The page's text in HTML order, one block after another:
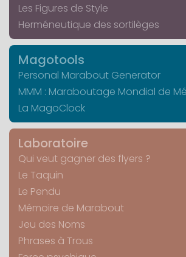
Les Figures de Style
Herméneutique des sortilèges
Magotools
Personal Marabout Generator
MMM : Maraboutage Mondial de
La MagoClock
Laboratoire
Qui veut gagner des flyers ?
Le Taquin
Le Pendu
Mémoire de Marabout
Jeu des Noms
Phrases à Trous